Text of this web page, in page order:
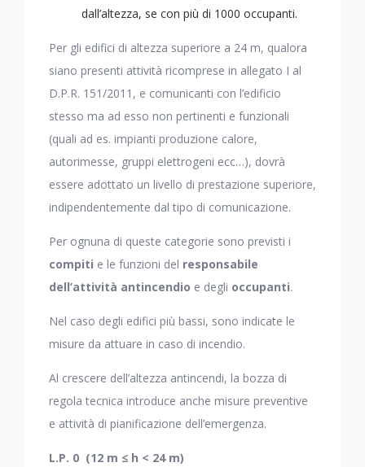
dall’altezza, se con più di 1000 occupanti.
Per gli edifici di altezza superiore a 24 m, qualora
siano presenti attività ricomprese in allegato I al
D.P.R. 151/2011, e comunicanti con l’edificio
stesso ma ad esso non pertinenti e funzionali
(quali ad es. impianti produzione calore,
autorimesse, gruppi elettrogeni ecc…), dovrà
essere adottato un livello di prestazione superiore,
indipendentemente dal tipo di comunicazione.
Per ognuna di queste categorie sono previsti i
compiti e le funzioni del responsabile
dell’attività antincendio e degli occupanti.
Nel caso degli edifici più bassi, sono indicate le
misure da attuare in caso di incendio.
Al crescere dell’altezza antincendi, la bozza di
regola tecnica introduce anche misure preventive
e attività di pianificazione dell’emergenza.
L.P. 0 (12 m ≤ h < 24 m)